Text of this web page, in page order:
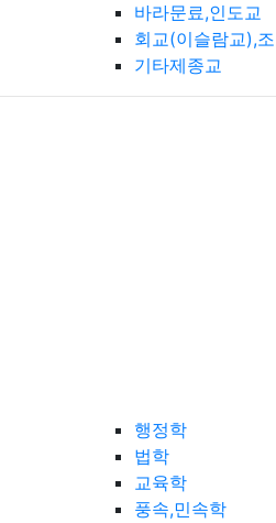
바라문료,인도교
회교(이슬람교),
기타제종교
행정학
법학
교육학
풍속,민속학